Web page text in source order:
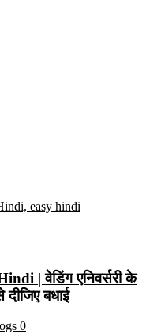
| वेडिंग एनिवर्सरी के
बधाई
0